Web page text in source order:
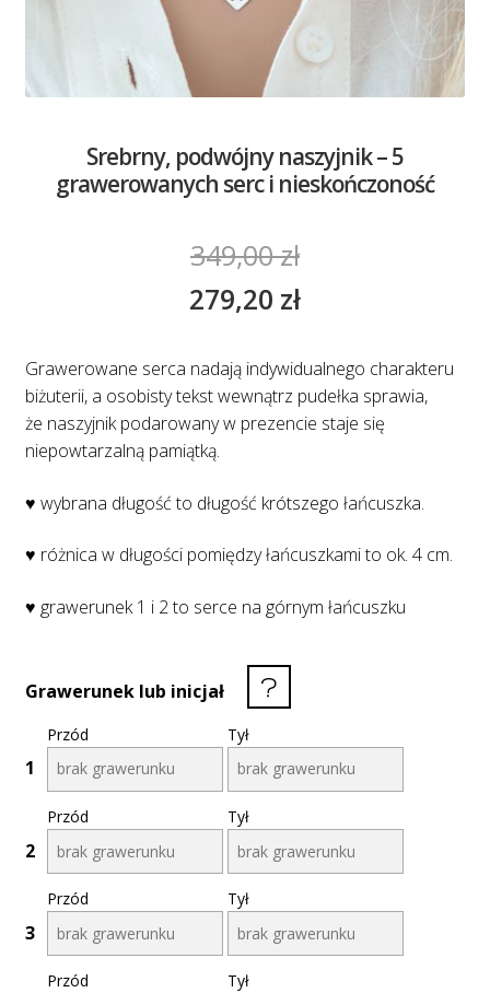
Srebrny, podwójny naszyjnik – 5
grawerowanych serc i nieskończoność
349,00zł
279,20 zł
Grawerowane serca nadają indywidualnego charakteru
biżuterii, a osobisty tekst wewnątrz pudełka sprawia,
że naszyjnik podarowany w prezencie staje się
niepowtarzalną pamiątką.
♥ wybrana długość to długość krótszego łańcuszka.
♥ różnica w długości pomiędzy łańcuszkami to ok. 4 cm.
♥ grawerunek 1 i 2 to serce na górnym łańcuszku
Grawerunek lub inicjał
1
Przód Tył
2
Przód Tył
3
Przód Tył
Przód Tył